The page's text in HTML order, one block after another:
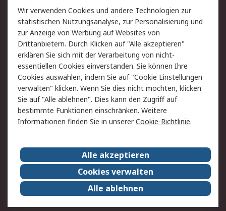
Rücksendung/Entsorgung Kontakt
Hilfe
Rechtliches
RS Verkaufs- und
Lieferbedingungen
Datenschutz
Cookie-Richtlinie
Zahlungsbedingungen
Impressum
Webseite Konditionen
RS weltweit
Karriere bei RS
Nachhaltigkeit
Qualität/Zertifikate
Presse-Center
Event-Center
Wir verwenden Cookies und andere Technologien zur
statistischen Nutzungsanalyse, zur Personalisierung und
zur Anzeige von Werbung auf Websites von
Drittanbietern. Durch Klicken auf "Alle akzeptieren"
erklären Sie sich mit der Verarbeitung von nicht-
essentiellen Cookies einverstanden. Sie können Ihre
Cookies auswählen, indem Sie auf "Cookie Einstellungen
verwalten" klicken. Wenn Sie dies nicht möchten, klicken
Sie auf "Alle ablehnen". Dies kann den Zugriff auf
bestimmte Funktionen einschränken. Weitere
Informationen finden Sie in unsererCookie-Richtlinie.
Alle akzeptieren
Cookies verwalten
Alle ablehnen